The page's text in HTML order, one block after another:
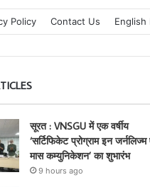
Policy Contact Us English
सूरत : VNSGU में एक वर्षीय
‘सर्टिफिकेट प्रोग्राम इन
मास कम्युनिकेशन’ का शुभारंभ
9 hours ago